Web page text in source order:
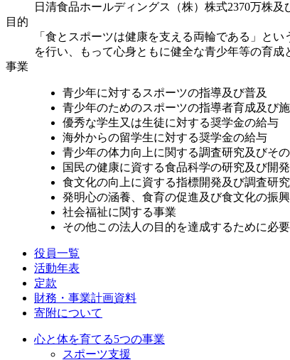
日清食品ホールディングス（株）株式2370万株及
目的
「食とスポーツは健康を支える両輪である」と
を行い、もって心身ともに健全な青少年等の育成
事業
青少年に対するスポーツの指導及び普及
青少年のためのスポーツの指導者育成及び
優秀な学生又は生徒に対する奨学金の給与
海外からの留学生に対する奨学金の給与
青少年の体力向上に関する調査研究及びそ
国民の健康に資する食品科学の研究及び開
食文化の向上に資する指標開発及び調査研
発明心の涵養、食育の促進及び食文化の振
社会福祉に関する事業
その他この法人の目的を達成するために必
役員一覧
活動年表
定款
財務・事業計画資料
寄附について
心と体を育てる5つの事業
スポーツ支援